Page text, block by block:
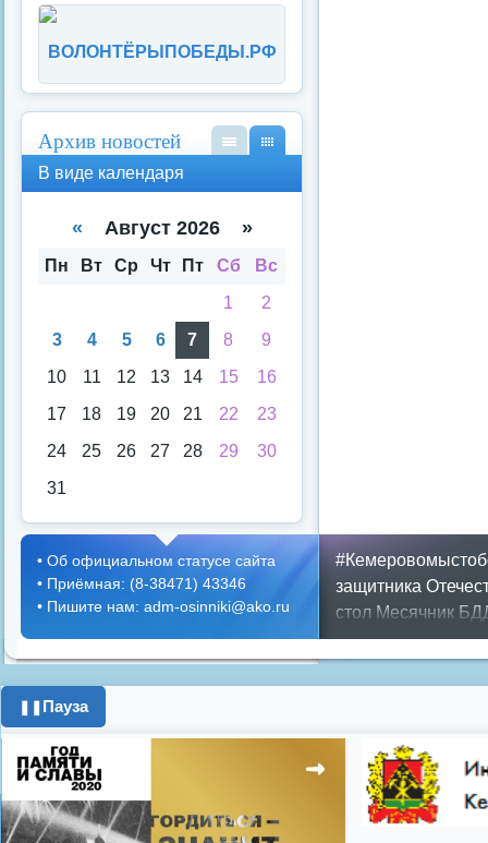
ВОЛОНТЁРЫПОБЕДЫ.РФ
Архив новостей
кал
аря
спи
В виде календаря
« Август 2026 »
Пн Вт Ср Чт Пт Сб
Вс
1
2
3
4 5 6 7 8
9
10
11 12 13 14 15
16
17
18 19 20 21 22
23
24
25 26 27 28 29
30
31
защитника
стол Месячник
ЖКХ Положение
граждан
город день города
школьники
Показать все теги
• Об официальном статусе сайта
• Приёмная: (8-38471) 43346
• Пишите нам: adm-osinniki@ako.ru
❚❚ Пауза